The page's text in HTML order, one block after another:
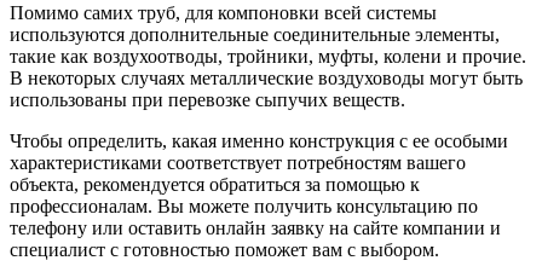
Помимо самих труб, для компоновки всей системы
используются дополнительные соединительные элементы,
такие как воздухоотводы, тройники, муфты, колени и прочие.
В некоторых случаях металлические воздуховоды могут быть
использованы при перевозке сыпучих веществ.
Чтобы определить, какая именно конструкция с ее особыми
характеристиками соответствует потребностям вашего
объекта, рекомендуется обратиться за помощью к
профессионалам. Вы можете получить консультацию по
телефону или оставить онлайн заявку на сайте компании и
специалист с готовностью поможет вам с выбором.